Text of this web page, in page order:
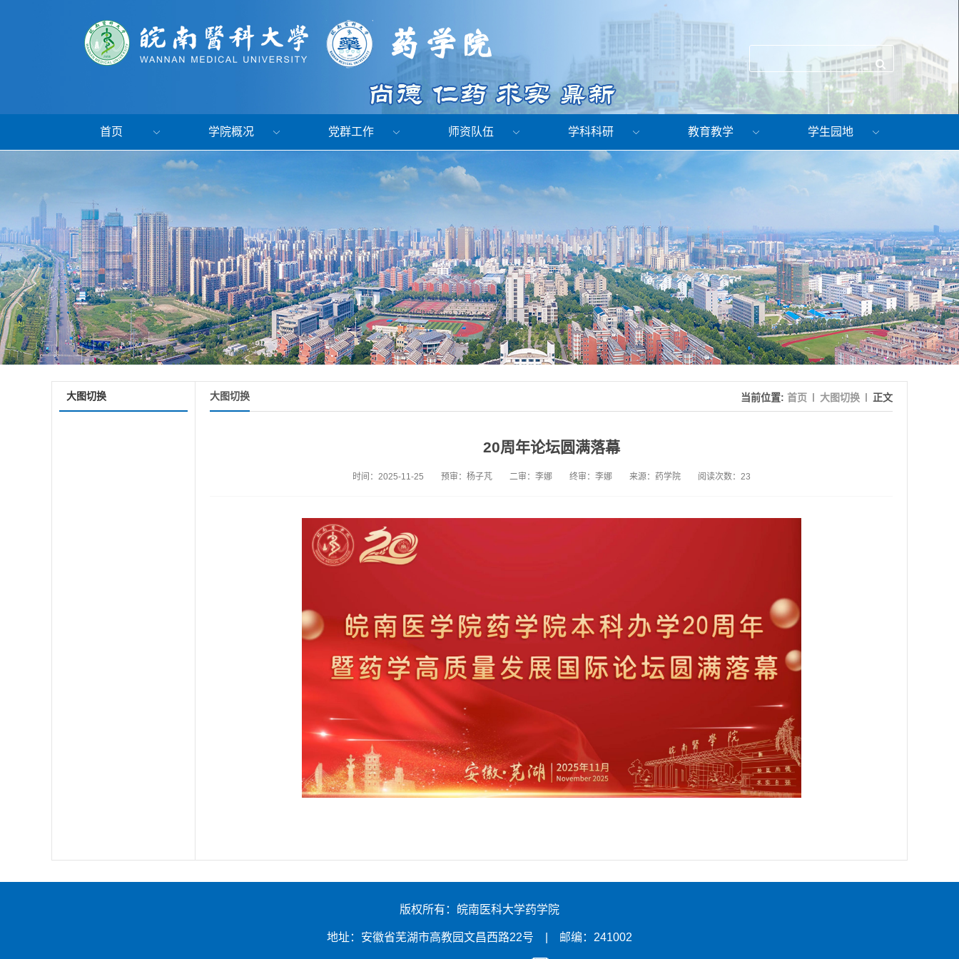
首页 学院概况 党群工作 师资队伍 学科科研 教育教学 学生园地
大图切换 大图切换 当前位置: 首页 大图切换 正文
20周年论坛圆满落幕
时间：2025-11-25 预审：杨子芃 二审：李娜 终审：李娜 来源：药学院 阅读次数： 23
版权所有：皖南医科大学药学院
地址：安徽省芜湖市高教园文昌西路22号 | 邮编：241002